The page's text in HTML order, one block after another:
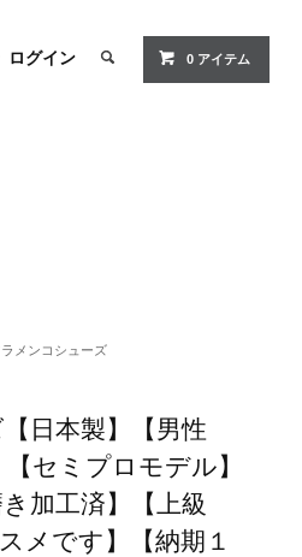
ログイン 0 アイテム
メンコシューズ
日本製】【男性
セミプロモデル】
加工済】【上級
メです】【納期１